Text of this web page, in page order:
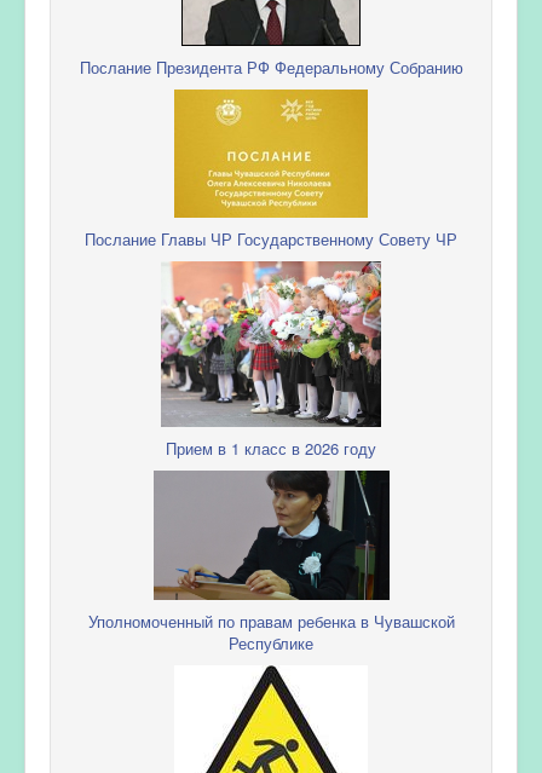
Послание Президента РФ Федеральному Собранию
Послание Главы ЧР Государственному Совету ЧР
Прием в 1 класс в 2026 году
Уполномоченный по правам ребенка в Чувашской
Республике